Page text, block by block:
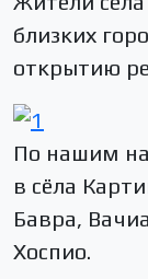
близких
открытию
По нашим
в сёла
Бавра,
Хоспио.